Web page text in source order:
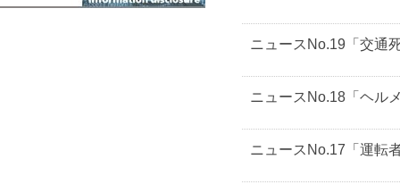
ニュースNo.19「交通
ニュースNo.18「ヘル
ニュースNo.17「運転